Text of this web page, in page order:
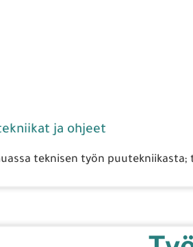
ja ohjeet
teknisen työn